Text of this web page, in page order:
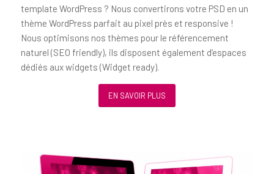
template WordPress ? Nous convertirons votre PSD en un
thème WordPress parfait au pixel près et responsive !
Nous optimisons nos thèmes pour le référencement
naturel (SEO friendly), ils disposent également d’espaces
dédiés aux widgets (Widget ready).
EN SAVOIR PLUS